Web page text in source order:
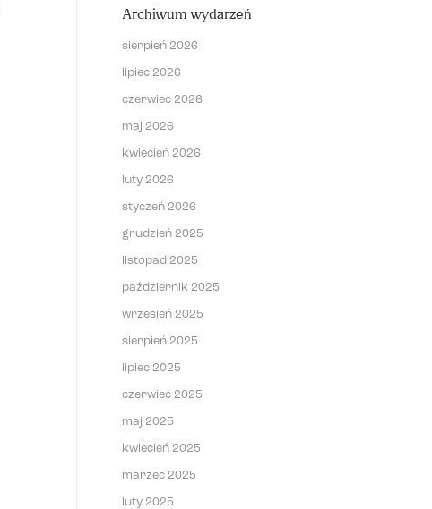
Archiwum wydarzeń
sierpień 2026
lipiec 2026
czerwiec 2026
maj 2026
kwiecień 2026
luty 2026
styczeń 2026
grudzień 2025
listopad 2025
październik 2025
wrzesień 2025
sierpień 2025
lipiec 2025
czerwiec 2025
maj 2025
kwiecień 2025
marzec 2025
luty 2025